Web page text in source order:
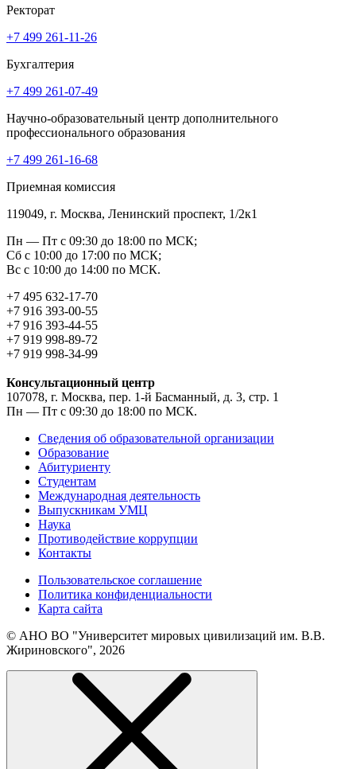
Ректорат
+7 499 261-11-26
Бухгалтерия
+7 499 261-07-49
Научно-образовательный центр дополнительного
профессионального образования
+7 499 261-16-68
Приемная комиссия
119049, г. Москва, Ленинский проспект, 1/2к1
Пн — Пт с 09:30 до 18:00 по МСК;
Сб с 10:00 до 17:00 по МСК;
Вс с 10:00 до 14:00 по МСК.
+7 495 632-17-70
+7 916 393-00-55
+7 916 393-44-55
+7 919 998-89-72
+7 919 998-34-99
Консультационный центр
107078, г. Москва, пер. 1-й Басманный, д. 3, стр. 1
Пн — Пт с 09:30 до 18:00 по МСК.
Сведения об образовательной организации
Образование
Абитуриенту
Студентам
Международная деятельность
Выпускникам УМЦ
Наука
Противодействие коррупции
Контакты
Пользовательское соглашение
Политика конфиденциальности
Карта сайта
© АНО ВО "Университет мировых цивилизаций им. В.В.
Жириновского", 2026